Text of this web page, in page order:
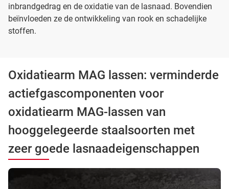
inbrandgedrag en de oxidatie van de lasnaad. Bovendien
beïnvloeden ze de ontwikkeling van rook en schadelijke
stoffen.
Oxidatiearm MAG lassen: verminderde
actiefgascomponenten voor
oxidatiearm MAG-lassen van
hooggelegeerde staalsoorten met
zeer goede lasnaadeigenschappen